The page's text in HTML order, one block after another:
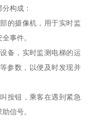
构成：
的摄像机，用于实时监
事件。
备，实时监测电梯的运
参数，以便及时发现并
按钮，乘客在遇到紧急
信号。